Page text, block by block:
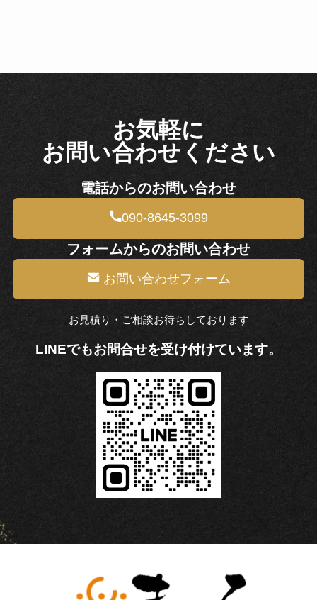
お気軽に
お問い合わせください
電話からのお問い合わせ
090-8645-3099
フォームからのお問い合わせ
お問い合わせフォーム
お見積り・ご相談お待ちしております
LINEでもお問合せを受け付けています。